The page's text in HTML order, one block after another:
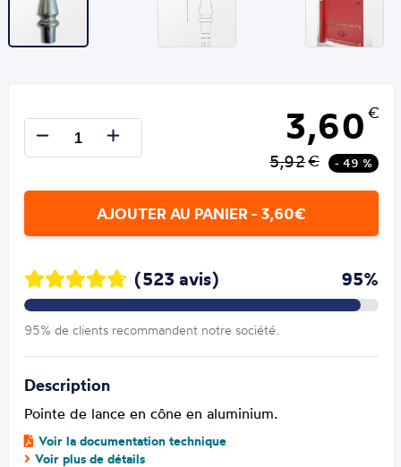
3,60 €
5,92€ - 49 %
AJOUTER AU PANIER - 3,60€
(523 avis) 95%
95% de clients recommandent notre société.
Description
Pointe de lance en cône en aluminium.
Voir la documentation technique
Voir plus de détails